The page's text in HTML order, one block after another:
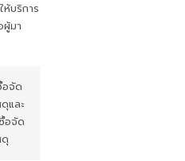
บริการ
ผู้มา
อจัด
และ
อจัด